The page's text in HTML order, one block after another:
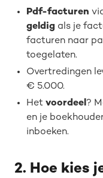
Pdf-facturen
geldig als je
facturen naar
toegelaten.
Overtredingen
€ 5.000.
Het voordeel?
en je
inboeken.
2. Hoe kies